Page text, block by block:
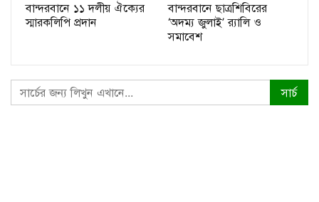
বান্দরবানে ১১ দলীয় ঐক্যের
স্মারকলিপি প্রদান
বান্দরবানে ছাত্রশিবিরের
‘অদম্য জুলাই’ র‌্যালি ও
সমাবেশ